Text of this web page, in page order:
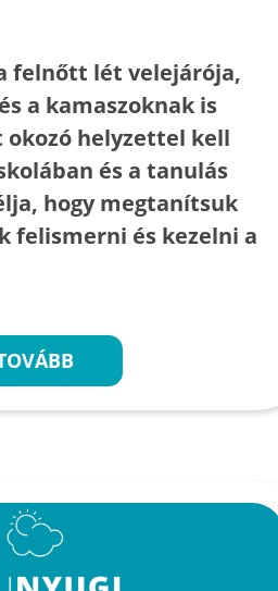
felnőtt lét velejárója,
a kamaszoknak is
okozó helyzettel kell
és a tanulás
hogy megtanítsuk
felismerni és kezelni a